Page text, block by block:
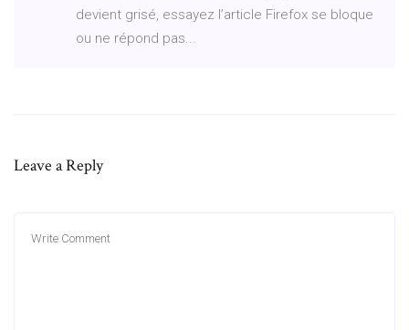
devient grisé, essayez l’article Firefox se bloque
ou ne répond pas...
Leave a Reply